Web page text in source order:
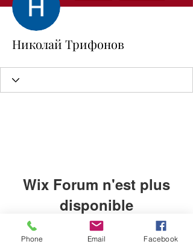
Николай Трифонов
Wix Forum n'est plus
disponible
Cette application a été abandonnée.
Si vous avez besoin d'une
Phone Email Facebook